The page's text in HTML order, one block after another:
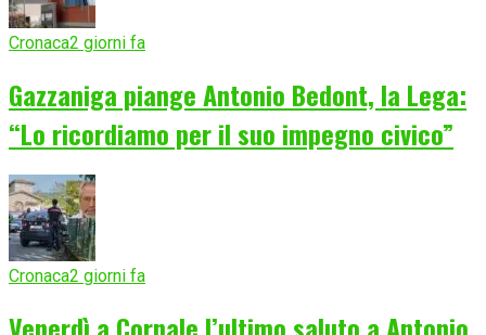
Cronaca2 giorni fa
Gazzaniga piange Antonio Bedont, la Lega:
“Lo ricordiamo per il suo impegno civico”
Cronaca2 giorni fa